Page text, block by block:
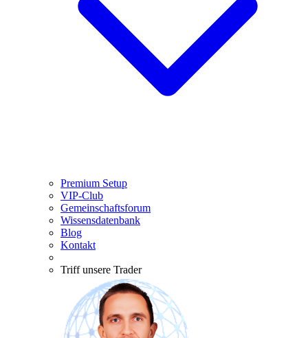
Premium Setup
VIP-Club
Gemeinschaftsforum
Wissensdatenbank
Blog
Kontakt
Triff unsere Trader